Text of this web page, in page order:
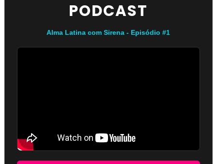
PODCAST
Alma Latina com Sirena - Episódio #1